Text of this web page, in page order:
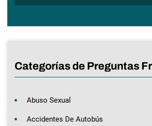
Categorías de Preguntas
Abuso Sexual
Accidentes De Autobús